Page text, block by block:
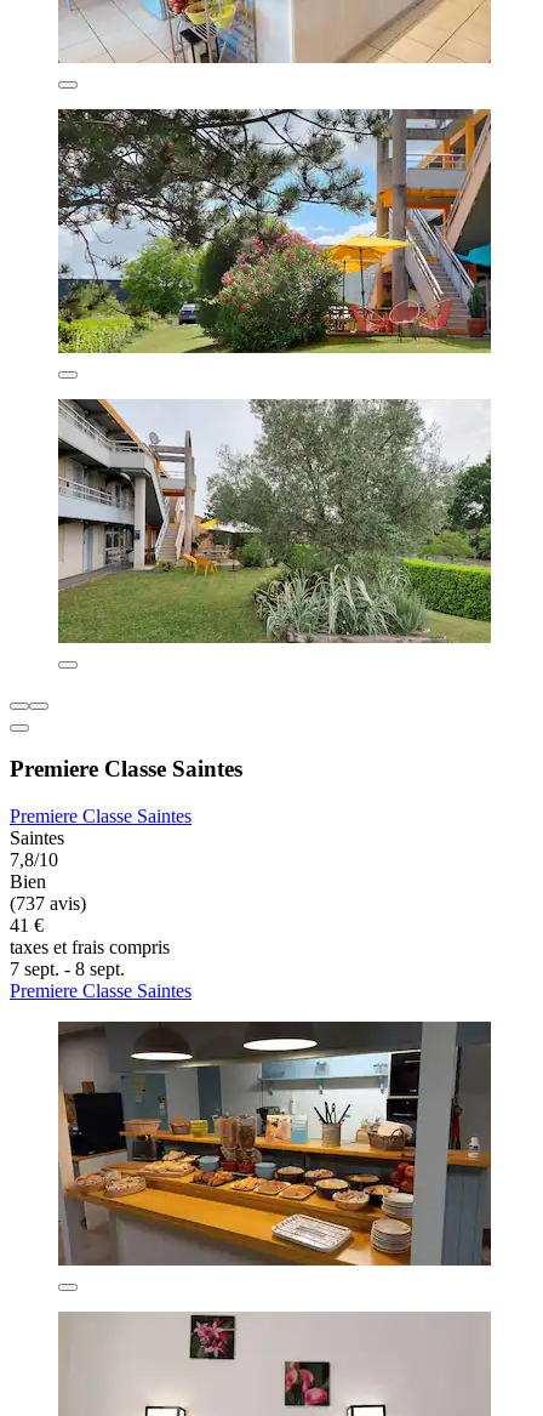
Premiere Classe Saintes
Premiere Classe Saintes
Saintes
7,8/10
Bien
(737 avis)
41 €
taxes et frais compris
7 sept. - 8 sept.
Premiere Classe Saintes